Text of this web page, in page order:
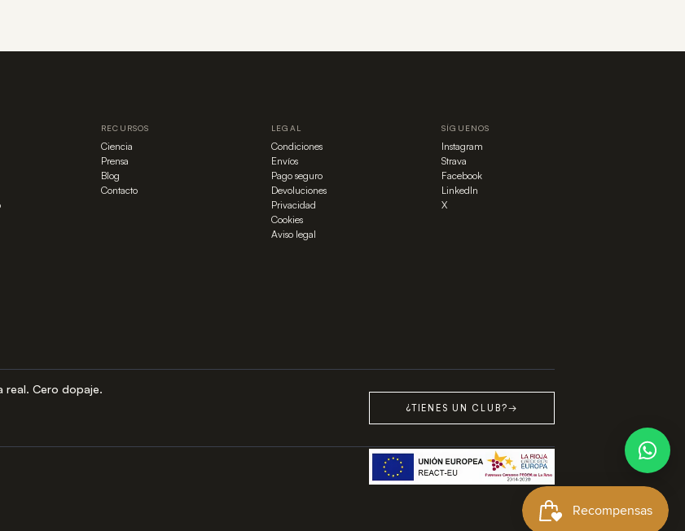
RECURSOS
Ciencia
Prensa
Blog
Contacto
LEGAL
Condiciones
Envíos
Pago seguro
Devoluciones
Privacidad
Cookies
Aviso legal
SÍGUENOS
Instagram
Strava
Facebook
LinkedIn
X
real. Cero dopaje.
¿TIENES UN CLUB?→